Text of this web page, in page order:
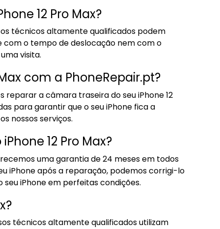
12 Pro Max?
técnicos altamente qualificados podem
com o tempo de deslocação nem com o
visita.
com a PhoneRepair.pt?
reparar a câmara traseira do seu iPhone 12
para garantir que o seu iPhone fica a
nossos serviços.
12 Pro Max?
uma garantia de 24 meses em todos
iPhone após a reparação, podemos corrigi-lo
iPhone em perfeitas condições.
técnicos altamente qualificados utilizam